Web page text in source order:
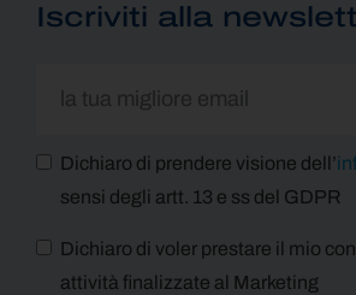
Iscriviti alla
Dichiaro di prendere visione dell’
sensi degli artt. 13 e ss del GDPR
Dichiaro di voler prestare il mio
attività finalizzate al Marketing